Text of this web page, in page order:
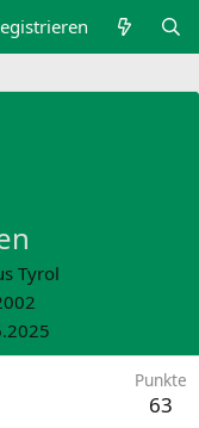
Tyrol
Punkte
63